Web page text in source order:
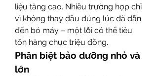
liệu tăng cao. Nhiều trường hợp chỉ
vì không thay dầu đúng lúc đã dẫn
đến bó máy – một lỗi có thể tiêu
tốn hàng chục triệu đồng.
Phân biệt bảo dưỡng nhỏ và
lớn